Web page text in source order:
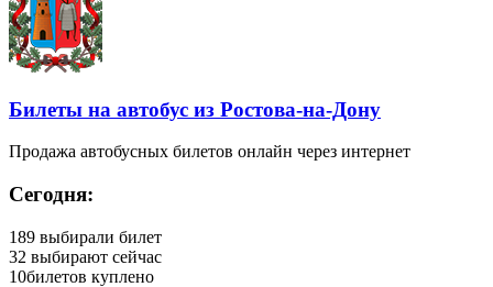
Билеты на автобус из Ростова-на-Дону
Продажа автобусных билетов онлайн через интернет
Сегодня:
189 выбирали билет
32 выбирают сейчас
10билетов куплено